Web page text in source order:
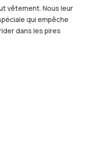
vêtement. Nous leur
qui empêche
dans les pires